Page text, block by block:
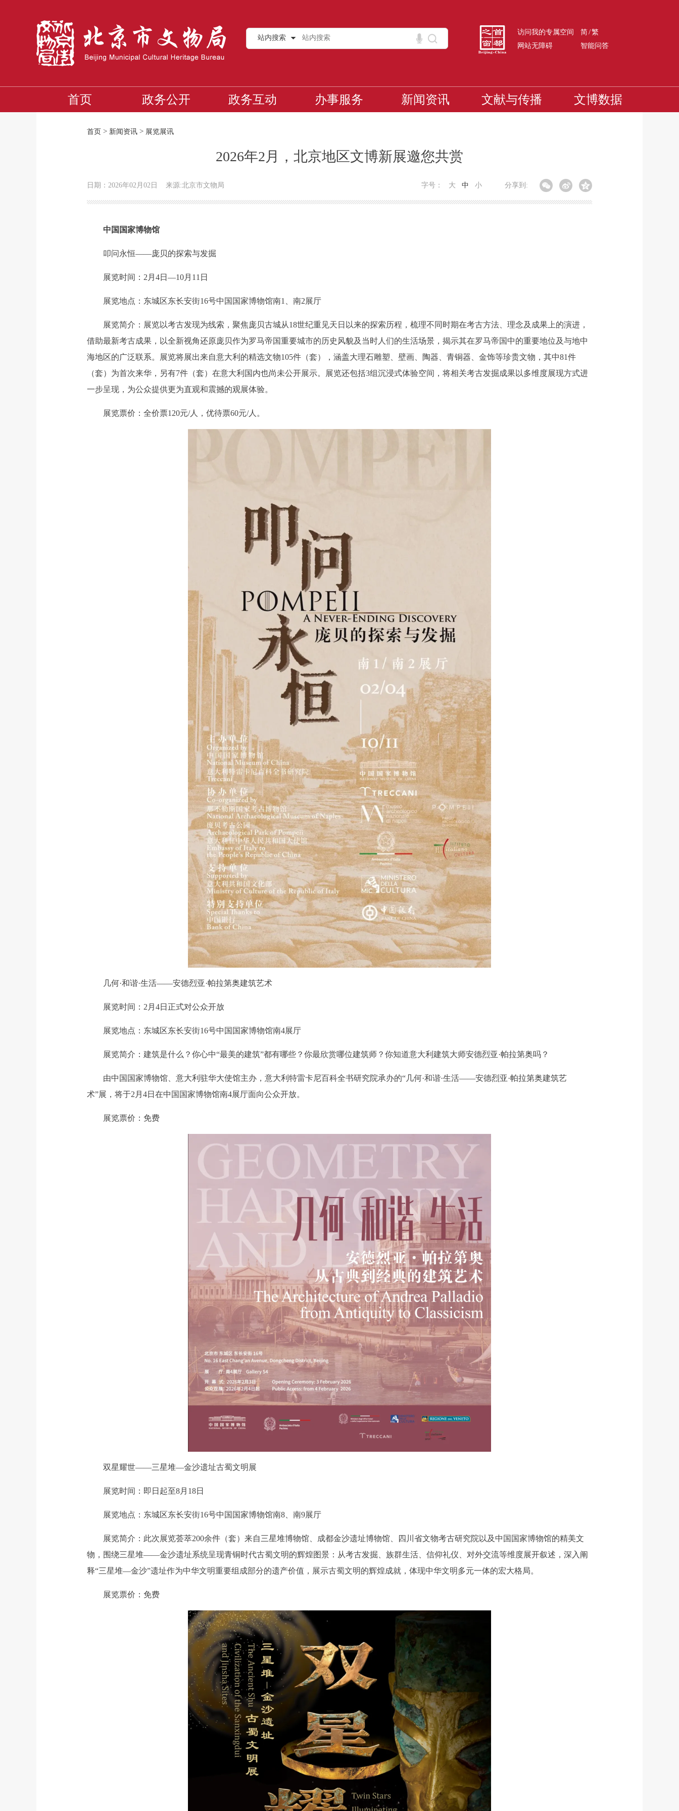
站内搜索
访问我的专属空间 简/繁
网站无障碍
智能问答
首页 政务公开 政务互动 办事服务 新闻资讯 文献与传播 文博数据
首页 > 新闻资讯 > 展览展讯
2026年2月，北京地区文博新展邀您共赏
日期：2026年02月02日 来源:北京市文物局 分享到:
字号： 大 中 小
中国国家博物馆
叩问永恒——庞贝的探索与发掘
展览时间：2月4日—10月11日
展览地点：东城区东长安街16号中国国家博物馆南1、南2展厅
展览简介：展览以考古发现为线索，聚焦庞贝古城从18世纪重见天日以来的探索历程，梳理不同时期在考古方法、理念及成果上的演进，
借助最新考古成果，以全新视角还原庞贝作为罗马帝国重要城市的历史风貌及当时人们的生活场景，揭示其在罗马帝国中的重要地位及与地中
海地区的广泛联系。展览将展出来自意大利的精选文物105件（套），涵盖大理石雕塑、壁画、陶器、青铜器、金饰等珍贵文物，其中81件
（套）为首次来华，另有7件（套）在意大利国内也尚未公开展示。展览还包括3组沉浸式体验空间，将相关考古发掘成果以多维度展现方式进
一步呈现，为公众提供更为直观和震撼的观展体验。
展览票价：全价票120元/人，优待票60元/人。
几何·和谐·生活——安德烈亚·帕拉第奥建筑艺术
展览时间：2月4日正式对公众开放
展览地点：东城区东长安街16号中国国家博物馆南4展厅
展览简介：建筑是什么？你心中“最美的建筑”都有哪些？你最欣赏哪位建筑师？你知道意大利建筑大师安德烈亚·帕拉第奥吗？
由中国国家博物馆、意大利驻华大使馆主办，意大利特雷卡尼百科全书研究院承办的“几何·和谐·生活——安德烈亚·帕拉第奥建筑艺
术”展，将于2月4日在中国国家博物馆南4展厅面向公众开放。
展览票价：免费
双星耀世——三星堆—金沙遗址古蜀文明展
展览时间：即日起至8月18日
展览地点：东城区东长安街16号中国国家博物馆南8、南9展厅
展览简介：此次展览荟萃200余件（套）来自三星堆博物馆、成都金沙遗址博物馆、四川省文物考古研究院以及中国国家博物馆的精美文
物，围绕三星堆——金沙遗址系统呈现青铜时代古蜀文明的辉煌图景：从考古发掘、族群生活、信仰礼仪、对外交流等维度展开叙述，深入阐
释“三星堆—金沙”遗址作为中华文明重要组成部分的遗产价值，展示古蜀文明的辉煌成就，体现中华文明多元一体的宏大格局。
展览票价：免费